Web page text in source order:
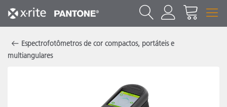
Espectrofotômetros de cor compactos, portáteis e
multiangulares